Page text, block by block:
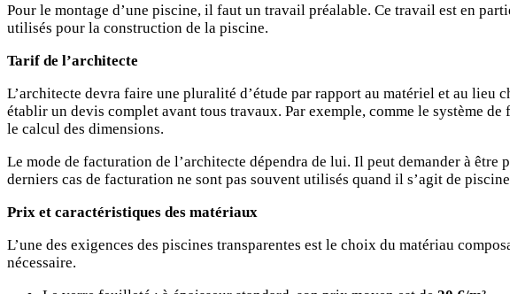
Pour le montage d’une piscine, il faut un travail préalable. Ce travail est en
utilisés pour la construction de la piscine.
Tarif de l’architecte
L’architecte devra faire une pluralité d’étude par rapport au matériel et au
établir un devis complet avant tous travaux. Par exemple, comme le système
le calcul des dimensions.
Le mode de facturation de l’architecte dépendra de lui. Il peut demander à
derniers cas de facturation ne sont pas souvent utilisés quand il s’agit de
Prix et caractéristiques des matériaux
L’une des exigences des piscines transparentes est le choix du matériau
nécessaire.